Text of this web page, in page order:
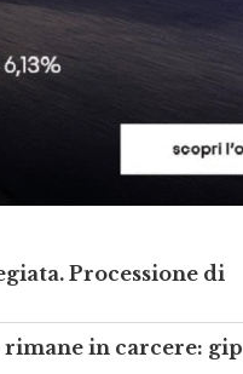
Processione di
rimane in carcere: gip